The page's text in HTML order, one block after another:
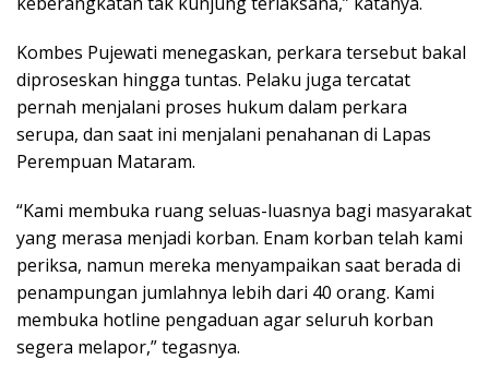
Kombes Pujewati menegaskan, perkara tersebut bakal
diproseskan hingga tuntas. Pelaku juga tercatat
pernah menjalani proses hukum dalam perkara
serupa, dan saat ini menjalani penahanan di Lapas
Perempuan Mataram.
“Kami membuka ruang seluas-luasnya bagi masyarakat
yang merasa menjadi korban. Enam korban telah kami
periksa, namun mereka menyampaikan saat berada di
penampungan jumlahnya lebih dari 40 orang. Kami
membuka hotline pengaduan agar seluruh korban
segera melapor,” tegasnya.